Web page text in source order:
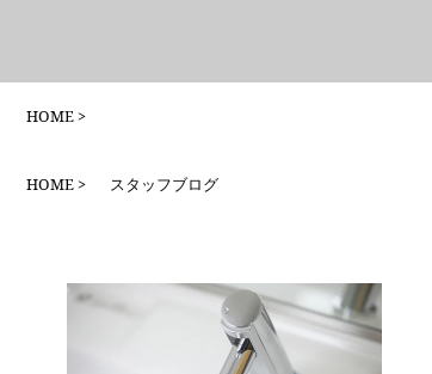
HOME
HOME スタッフブログ